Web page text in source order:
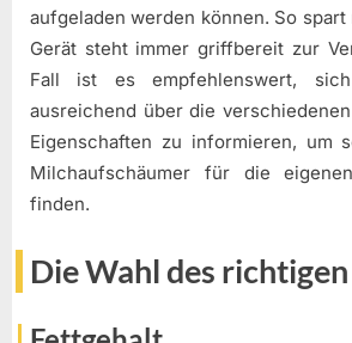
aufgeladen werden können. So spart
Gerät steht immer griffbereit zur
Fall ist es empfehlenswert,
ausreichend über die
Eigenschaften zu informieren, um
Milchaufschäumer für die
finden.
Die Wahl des